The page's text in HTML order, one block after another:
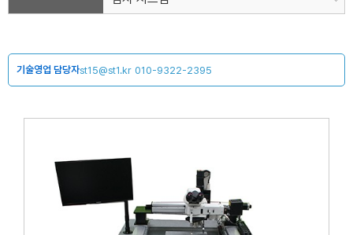
기술영업 담당자st15@st1.kr 010-9322-2395